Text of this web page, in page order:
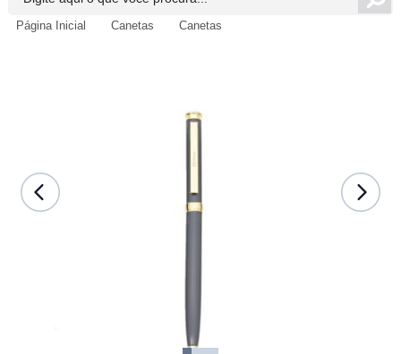
Página Inicial Canetas Canetas